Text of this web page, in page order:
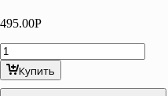
495.00Р
Количество
товара
Простака
масленого
Купить